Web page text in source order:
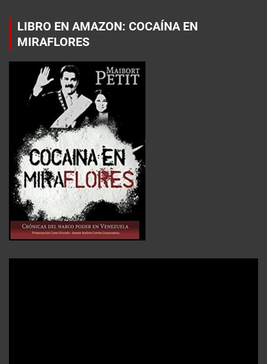
LIBRO EN AMAZON: COCAÍNA EN
MIRAFLORES